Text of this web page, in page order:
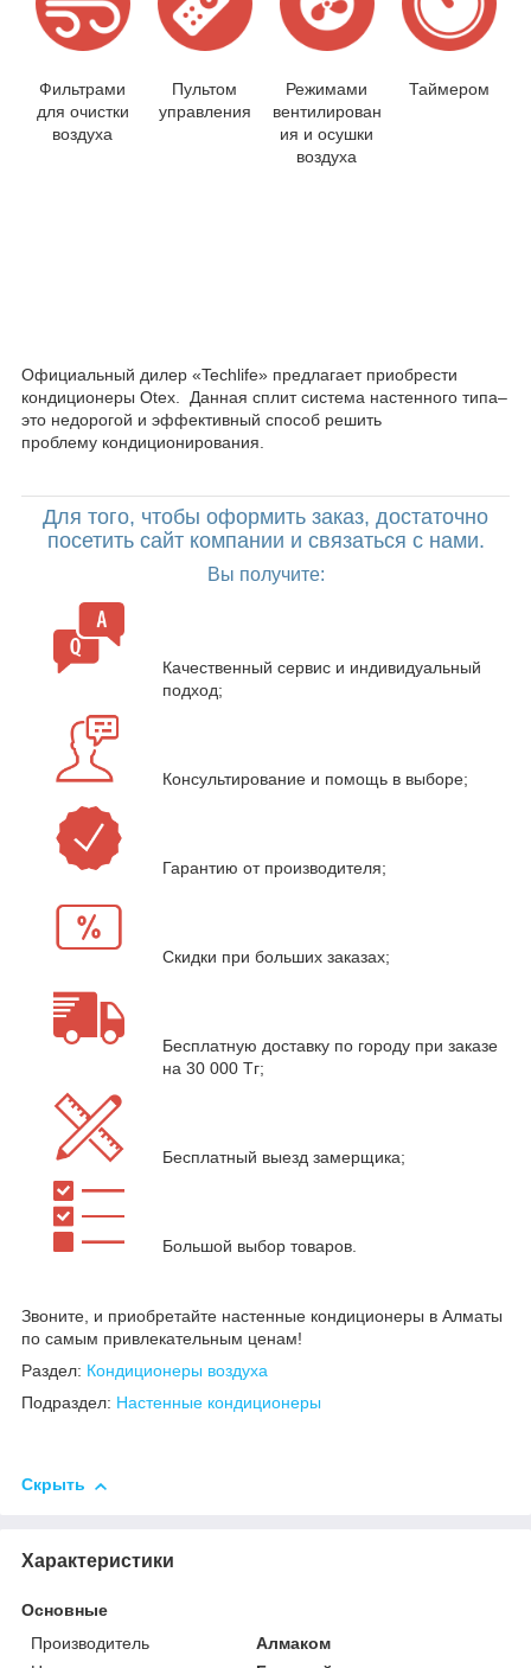
Фильтрами
для очистки
воздуха
Пультом
управления
Режимами
вентилирован
ия и осушки
воздуха
Таймером
Официальный дилер «Techlife» предлагает приобрести
кондиционеры Otex. Данная сплит система настенного типа–
это недорогой и эффективный способ решить
проблему кондиционирования.
Для того, чтобы оформить заказ, достаточно
посетить сайт компании и связаться с нами.
Вы получите:
Качественный сервис и индивидуальный
подход;
Консультирование и помощь в выборе;
Гарантию от производителя;
Скидки при больших заказах;
Бесплатную доставку по городу при заказе
на 30 000 Тг;
Бесплатный выезд замерщика;
Большой выбор товаров.
Звоните, и приобретайте настенные кондиционеры в Алматы
по самым привлекательным ценам!
Раздел: Кондиционеры воздуха
Подраздел: Настенные кондиционеры
Скрыть
Характеристики
Основные
Производитель
Алмаком